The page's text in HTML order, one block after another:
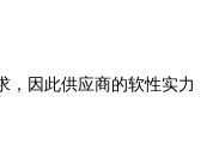
因此供应商的软性实力